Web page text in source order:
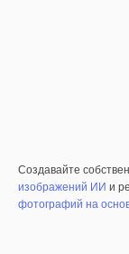
Создавайте
изображений ИИ и
фотографий на